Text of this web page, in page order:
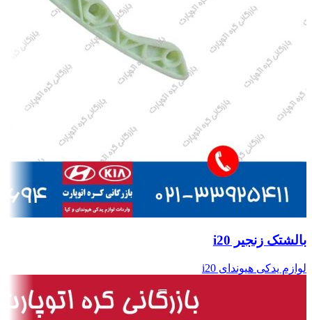
بالشتک زنجیر i20
لوازم یدکی هیوندای i20